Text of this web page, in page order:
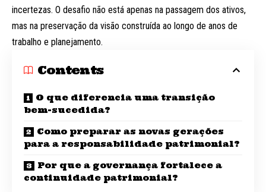
incertezas. O desafio não está apenas na passagem dos ativos,
mas na preservação da visão construída ao longo de anos de
trabalho e planejamento.
Contents
O que diferencia uma transição
bem-sucedida?
Como preparar as novas gerações
para a responsabilidade patrimonial?
Por que a governança fortalece a
continuidade patrimonial?